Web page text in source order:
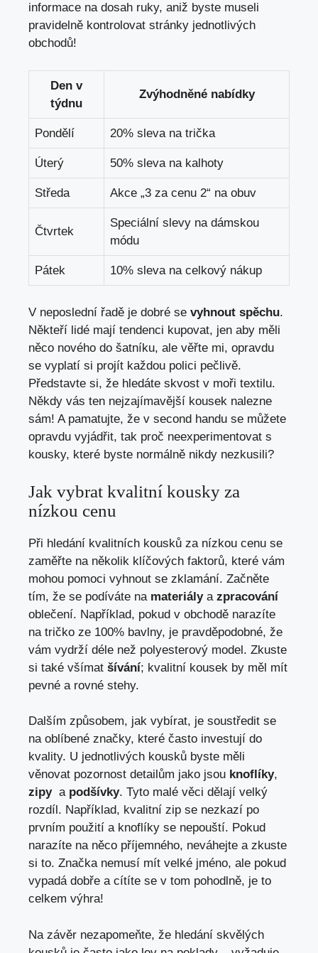
⁢informace na dosah ruky, aniž ⁢byste museli
pravidelně kontrolovat stránky jednotlivých
obchodů!
Den v
týdnu
Zvýhodněné nabídky
Pondělí 20% sleva na trička
Úterý 50% ⁣sleva na kalhoty
Středa Akce „3 za cenu 2“ na obuv
Čtvrtek
Speciální slevy na dámskou
módu
Pátek 10% sleva na celkový nákup
V ⁤neposlední řadě je ‍dobré se vyhnout spěchu.
Někteří lidé mají tendenci kupovat, jen aby měli
něco nového do šatníku, ale⁣ věřte mi, ‍opravdu
se vyplatí si projít každou ⁤polici pečlivě.
Představte si, ⁤že ​hledáte skvost v ‍moři textilu.
Někdy ​vás⁤ ten nejzajímavější kousek nalezne
sám! A pamatujte,‌ že v second handu ⁤se ‍můžete
opravdu vyjádřit, tak proč ‌neexperimentovat s
kousky, které byste​ normálně nikdy‍ nezkusili?
Jak vybrat kvalitní kousky za
nízkou cenu
Při hledání ⁢kvalitních kousků za nízkou cenu se
zaměřte na ⁤několik klíčových faktorů, které vám
mohou pomoci vyhnout se zklamání. Začněte
⁢tím, že se podíváte na materiálya zpracování
⁢oblečení. ‍Například, pokud​ v obchodě narazíte
na tričko ze 100%⁤ bavlny, je pravděpodobné, že
vám vydrží ⁣déle než polyesterový model. ‌Zkuste
si ⁣také všímat šívání; kvalitní kousek by měl mít
pevné a rovné stehy.
Dalším způsobem,‍ jak vybírat, je soustředit se
na oblíbené značky, které ‌často⁤ investují do
kvality. U jednotlivých kousků⁣ byste měli
věnovat pozornost detailům jako jsou knoflíky,
zipy‌ a podšívky. Tyto malé věci‌ dělají velký
rozdíl.⁣ Například,⁤ kvalitní zip se nezkazí po
prvním použití a knoflíky se nepouští.​ Pokud
⁣narazíte na něco příjemného,‍ neváhejte a zkuste
si ‍to. Značka nemusí‌ mít velké jméno, ale pokud
vypadá dobře ‌a cítíte se v tom pohodlně, je to⁢
celkem výhra!
Na​ závěr nezapomeňte, že hledání skvělých